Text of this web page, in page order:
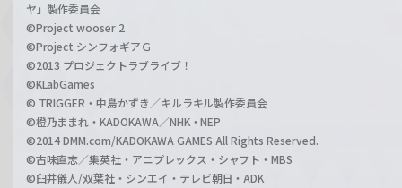
ヤ」製作委員会
©Project wooser 2
©Project シンフォギアＧ
©2013 プロジェクトラブライブ！
©KLabGames
© TRIGGER・中島かずき／キルラキル製作委員会
©橙乃ままれ・KADOKAWA／NHK・NEP
©2014 DMM.com/KADOKAWA GAMES All Rights Reserved.
©古味直志／集英社・アニプレックス・シャフト・MBS
©臼井儀人/双葉社・シンエイ・テレビ朝日・ADK